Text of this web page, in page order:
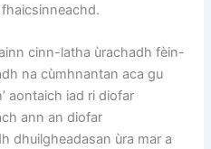
cinn-latha ùrachadh fèin-
na cùmhnantan aca gu
aontaich iad ri diofar
ann an diofar
dhuilgheadasan ùra mar a